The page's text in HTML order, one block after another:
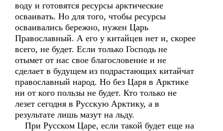
воду и готовятся ресурсы арктические
осваивать. Но для того, чтобы ресурсы
осваивались бережно, нужен Царь
Православный. А его у китайцев нет и, скорее
всего, не будет. Если только Господь не
отымет от нас свое благословение и не
сделает в будущем из подрастающих китайчат
православный народ. Но без Царя в Арктике
ни от кого пользы не будет. Кто только не
лезет сегодня в Русскую Арктику, а в
результате лишь мазут на льду.
При Русском Царе, если такой будет еще на